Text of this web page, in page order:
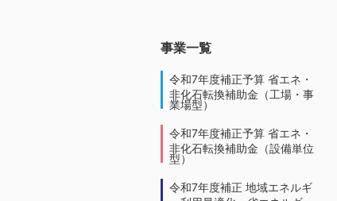
事業一覧
令和7年度補正予算 省エネ・
非化石転換補助金（工場・事
業場型）
令和7年度補正予算 省エネ・
非化石転換補助金（設備単位
型）
令和7年度補正 地域エネルギ